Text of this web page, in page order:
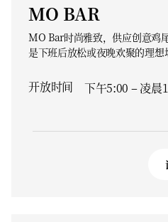
MO BAR
MO Bar时尚雅致，供应创意鸡
是下班后放松或夜晚欢聚的理想
开放时间 下午5:00 – 凌晨